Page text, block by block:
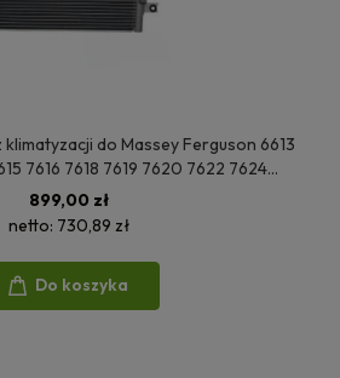
do Massey Ferguson 6613
7616 7618 7619 7620 7622 7624
4292045M5
899,00 zł
netto: 730,89 zł
Do koszyka